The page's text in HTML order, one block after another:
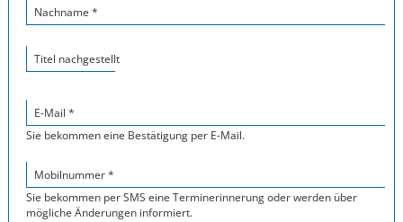
Nachname *
Titel nachgestellt
E-Mail *
Sie bekommen eine Bestätigung per E-Mail.
Mobilnummer *
Sie bekommen per SMS eine Terminerinnerung oder werden über
mögliche Änderungen informiert.